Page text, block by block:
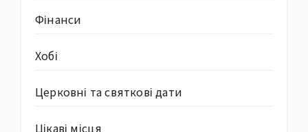
Фінанси
Хобі
Церковні та святкові дати
Цікаві місця